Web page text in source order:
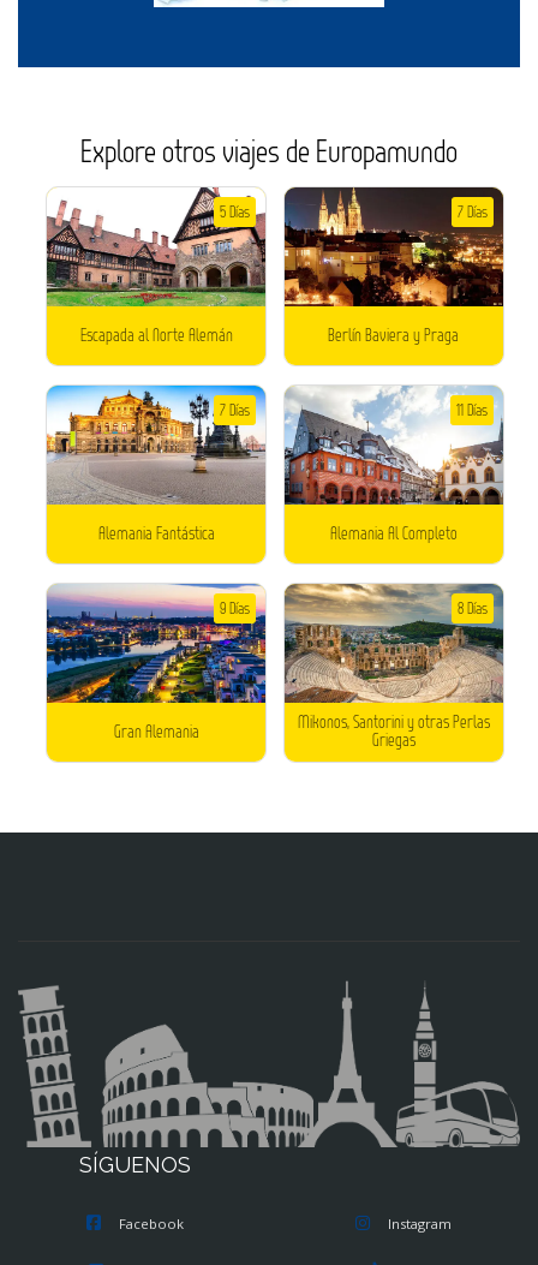
Explore otros viajes de Europamundo
Escapada al Norte Alemán
5 Días
Berlín Baviera y Praga
7 Días
Alemania Fantástica
7 Días
Alemania Al Completo
11 Días
Gran Alemania
9 Días
Mikonos, Santorini y otras Perlas
Griegas
8 Días
SÍGUENOS
Facebook Instagram